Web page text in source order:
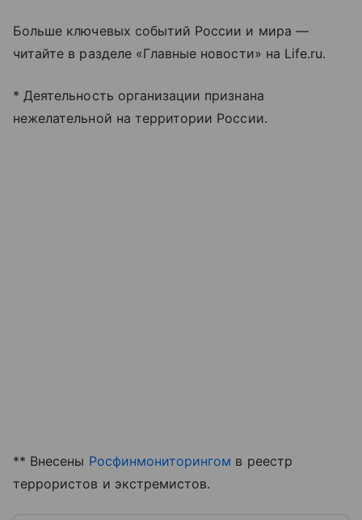
Больше ключевых событий России и мира —
читайте в разделе «Главные новости» на Life.ru.
* Деятельность организации признана
нежелательной на территории России.
** Внесены Росфинмониторингом в реестр
террористов и экстремистов.